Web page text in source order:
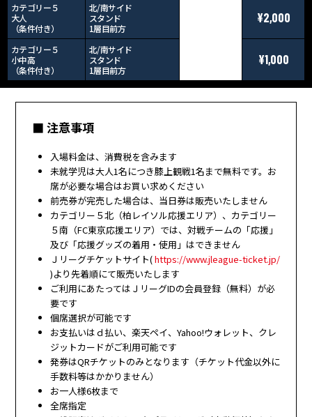
カテゴリー５
大人
（条件付き）
北/南サイド
スタンド
1層目前方
¥2,000
カテゴリー５
小中高
（条件付き）
北/南サイド
スタンド
1層目前方
¥1,000
■ 注意事項
入場料金は、消費税を含みます
未就学児は大人1名につき膝上観戦1名まで無料です。お
席が必要な場合はお買い求めください
前売券が完売した場合は、当日券は販売いたしません
カテゴリー５北（柏レイソル応援エリア）、カテゴリー
５南（FC東京応援エリア）では、対戦チームの「応援」
及び「応援グッズの着用・使用」はできません
Ｊリーグチケットサイト(https://www.jleague-ticket.jp/
)より先着順にて販売いたします
ご利用にあたってはＪリーグIDの会員登録（無料）が必
要です
個席選択が可能です
お支払いはｄ払い、楽天ペイ、Yahoo!ウォレット、クレ
ジットカードがご利用可能です
発券はQRチケットのみとなります（チケット代金以外に
手数料等はかかりません）
お一人様6枚まで
全席指定